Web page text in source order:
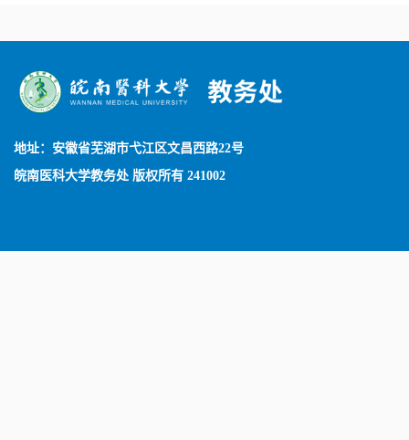
地址：安徽省芜湖市弋江区文昌西路22号
皖南医科大学教务处 版权所有 241002